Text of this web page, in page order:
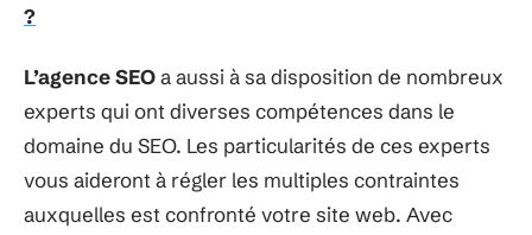
?
L’agence SEOa aussi à sa disposition de nombreux
experts qui ont diverses compétences dans le
domaine du SEO. Les particularités de ces experts
vous aideront à régler les multiples contraintes
auxquelles est confronté votre site web. Avec